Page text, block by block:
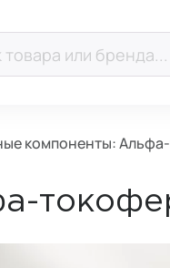
компоненты: